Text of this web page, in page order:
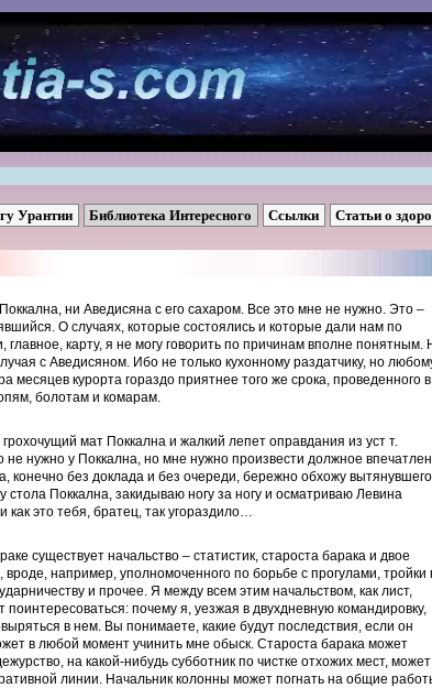
Урантии Библиотека Интересного Ссылки Статьи о
ни Аведисяна с его сахаром. Все это мне не нужно. Это –
О случаях, которые состоялись и которые дали нам по
главное, карту, я не могу говорить по причинам вполне понятным.
с Аведисяном. Ибо не только кухонному раздатчику, но
месяцев курорта гораздо приятнее того же срока, проведенного в
болотам и комарам.
мат Поккална и жалкий лепет оправдания из уст т.
нужно у Поккална, но мне нужно произвести должное
конечно без доклада и без очереди, бережно обхожу
стола Поккална, закидываю ногу за ногу и осматриваю Левина
как это тебя, братец, так угораздило…
существует начальство – статистик, староста барака и двое
например, уполномоченного по борьбе с прогулами, тройки
и прочее. Я между всем этим начальством, как лист,
почему я, уезжая в двухдневную командировку,
в нем. Вы понимаете, какие будут последствия, если он
в любой момент учинить мне обыск. Староста барака может
на какой-нибудь субботник по чистке отхожих мест, может
линии. Начальник колонны может погнать на общие